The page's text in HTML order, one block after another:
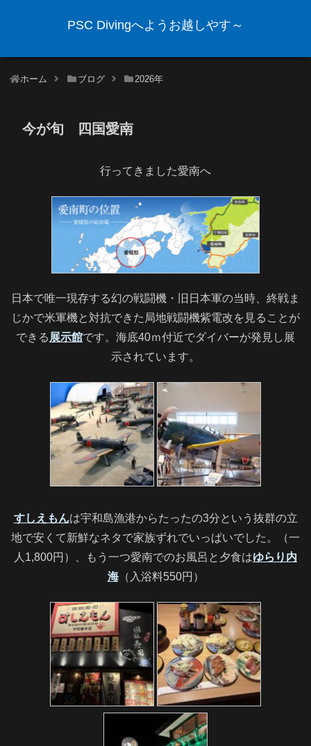
PSC Divingへようお越しやす～
ホーム ブログ 2026年
今が旬 四国愛南
行ってきました愛南へ
日本で唯一現存する幻の戦闘機・旧日本軍の当時、終戦ま
じかで米軍機と対抗できた局地戦闘機紫電改を見ることが
できる 展示館です。海底40ｍ付近でダイバーが発見し展
示されています。
すしえもんは宇和島漁港からたったの3分という抜群の立
地で安くて新鮮なネタで家族ずれでいっぱいでした。（一
人1,800円）、もう一つ愛南でのお風呂と夕食はゆらり内
海（入浴料550円）